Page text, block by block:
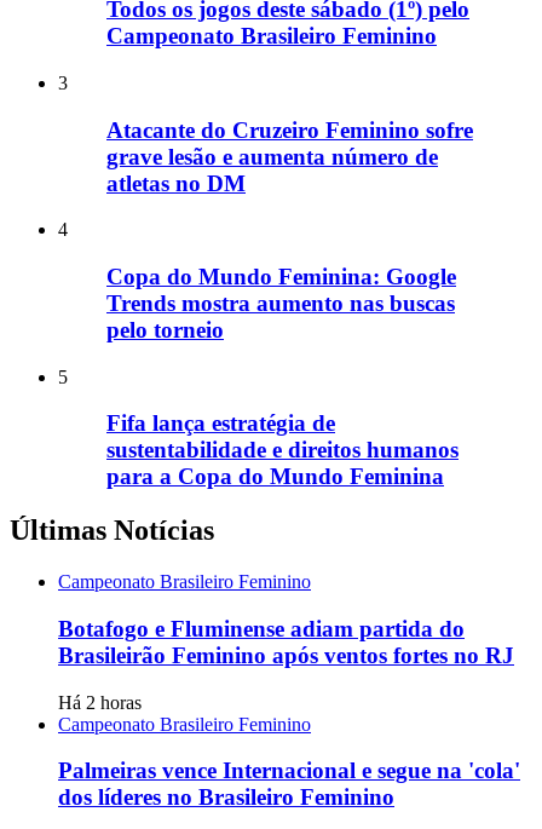
Todos os jogos deste sábado (1º) pelo
Campeonato Brasileiro Feminino
3
Atacante do Cruzeiro Feminino sofre
grave lesão e aumenta número de
atletas no DM
4
Copa do Mundo Feminina: Google
Trends mostra aumento nas buscas
pelo torneio
5
Fifa lança estratégia de
sustentabilidade e direitos humanos
para a Copa do Mundo Feminina
Últimas Notícias
Campeonato Brasileiro Feminino
Botafogo e Fluminense adiam partida do
Brasileirão Feminino após ventos fortes no RJ
Há 2 horas
Campeonato Brasileiro Feminino
Palmeiras vence Internacional e segue na 'cola'
dos líderes no Brasileiro Feminino